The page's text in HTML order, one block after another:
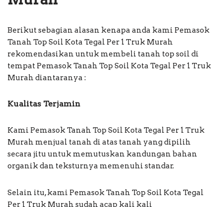
Berikut sebagian alasan kenapa anda kami Pemasok
Tanah Top Soil Kota Tegal Per 1 Truk Murah
rekomendasikan untuk membeli tanah top soil di
tempat Pemasok Tanah Top Soil Kota Tegal Per 1 Truk
Murah diantaranya :
Kualitas Terjamin
Kami Pemasok Tanah Top Soil Kota Tegal Per 1 Truk
Murah menjual tanah di atas tanah yang dipilih
secara jitu untuk memutuskan kandungan bahan
organik dan teksturnya memenuhi standar.
Selain itu, kami Pemasok Tanah Top Soil Kota Tegal
Per 1 Truk Murah sudah acap kali kali